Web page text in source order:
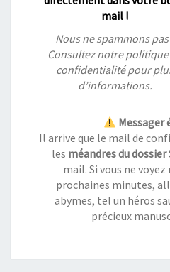
mail !
Nous ne spammons
Consultez notrepolitique
confidentialitépour
d’informations.
Messager
Il arrive que le mail de
les méandres du dossier
mail. Si vous ne
prochaines minutes,
abymes, tel un héros
précieux